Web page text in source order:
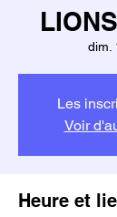
dim.
Les
Voir
Heure et